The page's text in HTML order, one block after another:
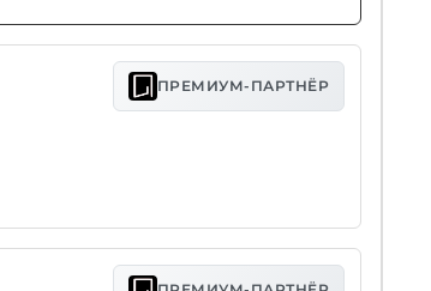
ПРЕМИУМ-ПАРТНЁР